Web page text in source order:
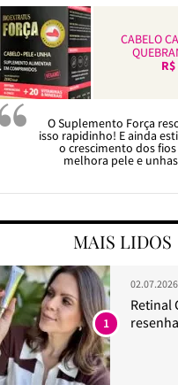
CABELO
R$
O Suplemento Força
isso rapidinho! E ainda
o crescimento dos fios
melhora pele e
MAIS LIDOS
02.07.2026
Retinal
1